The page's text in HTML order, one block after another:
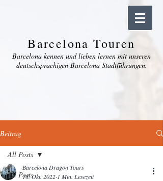
Barcelona Touren
Barcelona kennen und lieben lernen mit unseren
deutschsprachigen Barcelona Stadtführungen.
Beitrag
All Posts
All Posts
Barcelona Dragon Tours
18. Okt. 2022 1 Min. Lesezeit